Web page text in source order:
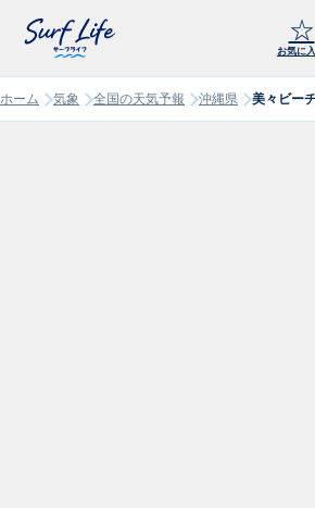
☆
お気に
ホーム 気象 全国の天気予報 沖縄県 美々ビー